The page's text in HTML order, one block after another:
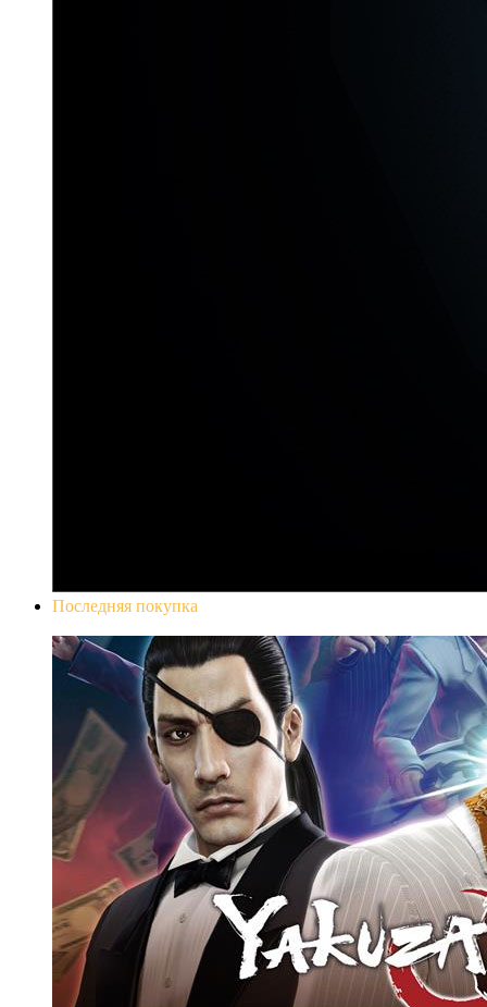
Последняя покупка